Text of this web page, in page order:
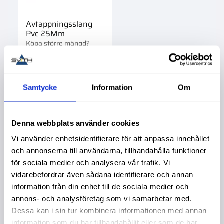
Samtycke Information Om
Denna webbplats använder cookies
Vi använder enhetsidentifierare för att anpassa innehållet
och annonserna till användarna, tillhandahålla funktioner
för sociala medier och analysera vår trafik. Vi
vidarebefordrar även sådana identifierare och annan
information från din enhet till de sociala medier och
annons- och analysföretag som vi samarbetar med.
Dessa kan i sin tur kombinera informationen med annan
Avtappningsslang
Pvc 25Mm
Köpa större mängd?
56,00
Liknande produkter